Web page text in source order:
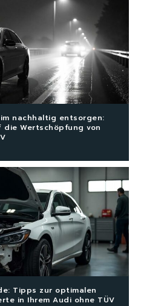
nachhaltig entsorgen:
die Wertschöpfung von
Tipps zur optimalen
in Ihrem Audi ohne TÜV